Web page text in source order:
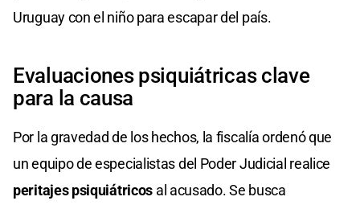
Uruguay con el niño para escapar del país.
Evaluaciones psiquiátricas clave
para la causa
Por la gravedad de los hechos, la fiscalía ordenó que
un equipo de especialistas del Poder Judicial realice
peritajes psiquiátricos al acusado. Se busca